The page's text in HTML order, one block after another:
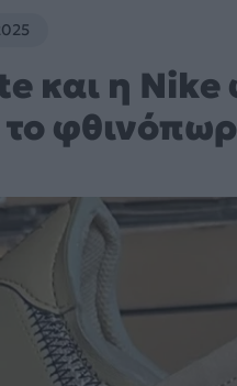
και η Nike